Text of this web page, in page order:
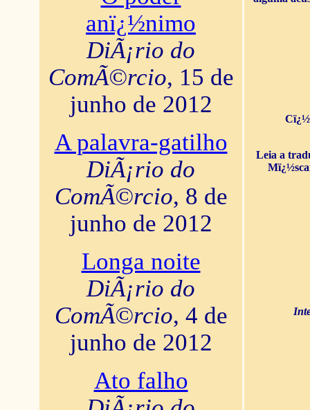
anï¿½nimo
DiÃ¡rio do
ComÃ©rcio, 15 de
junho de 2012
A palavra-gatilho
DiÃ¡rio do
ComÃ©rcio, 8 de
junho de 2012
Longa noite
DiÃ¡rio do
ComÃ©rcio, 4 de
junho de 2012
Ato falho
Leia a